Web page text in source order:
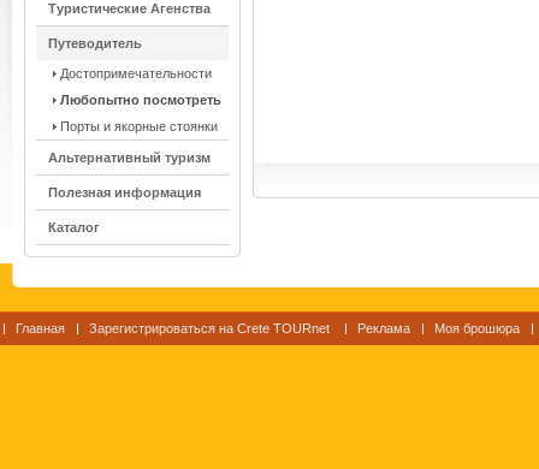
Туристические Агенства
Путеводитель
Достопримечательности
Любопытно посмотреть
Порты и якорные стоянки
Альтернативный туризм
Полезная информация
Каталог
Главная Зарегистрироваться на Crete TOURnet Реклама Моя брошюра